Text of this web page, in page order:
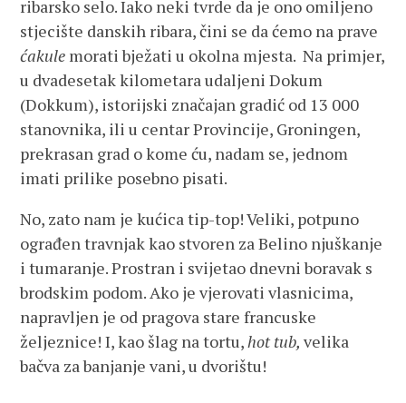
ribarsko selo. Iako neki tvrde da je ono omiljeno
stjecište danskih ribara, čini se da ćemo na prave
ćakule morati bježati u okolna mjesta. Na primjer,
u dvadesetak kilometara udaljeni Dokum
(Dokkum), istorijski značajan gradić od 13 000
stanovnika, ili u centar Provincije, Groningen,
prekrasan grad o kome ću, nadam se, jednom
imati prilike posebno pisati.
No, zato nam je kućica tip-top! Veliki, potpuno
ograđen travnjak kao stvoren za Belino njuškanje
i tumaranje. Prostran i svijetao dnevni boravak s
brodskim podom. Ako je vjerovati vlasnicima,
napravljen je od pragova stare francuske
željeznice! I, kao šlag na tortu,hot tub,velika
bačva za banjanje vani, u dvorištu!